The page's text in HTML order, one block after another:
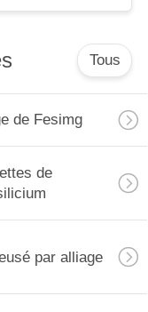
Tous
de Fesimg
de
par alliage